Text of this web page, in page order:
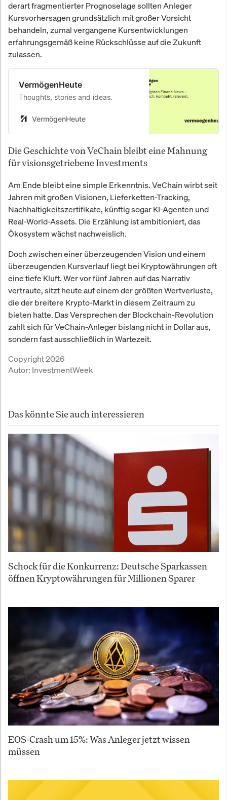
derart fragmentierter Prognoselage sollten Anleger
Kursvorhersagen grundsätzlich mit großer Vorsicht
behandeln, zumal vergangene Kursentwicklungen
erfahrungsgemäß keine Rückschlüsse auf die Zukunft
zulassen.
VermögenHeute
Thoughts, stories and ideas.
VermögenHeute
Die Geschichte von VeChain bleibt eine Mahnung
für visionsgetriebene Investments
Am Ende bleibt eine simple Erkenntnis. VeChain wirbt seit
Jahren mit großen Visionen, Lieferketten-Tracking,
Nachhaltigkeitszertifikate, künftig sogar KI-Agenten und
Real-World-Assets. Die Erzählung ist ambitioniert, das
Ökosystem wächst nachweislich.
Doch zwischen einer überzeugenden Vision und einem
überzeugenden Kursverlauf liegt bei Kryptowährungen oft
eine tiefe Kluft. Wer vor fünf Jahren auf das Narrativ
vertraute, sitzt heute auf einem der größten Wertverluste,
die der breitere Krypto-Markt in diesem Zeitraum zu
bieten hatte. Das Versprechen der Blockchain-Revolution
zahlt sich für VeChain-Anleger bislang nicht in Dollar aus,
sondern fast ausschließlich in Wartezeit.
Copyright 2026
Autor: InvestmentWeek
Das könnte Sie auch interessieren
Schock für die Konkurrenz: Deutsche Sparkassen
öffnen Kryptowährungen für Millionen Sparer
EOS-Crash um 15%: Was Anleger jetzt wissen
müssen